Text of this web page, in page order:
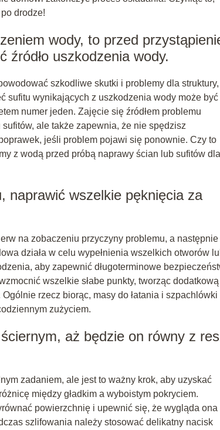
drodze!
wody, to przed
źródło uszkodzenia wody.
szkodliwe skutki i problemy dla struktury,
sufitu wynikających z uszkodzenia wody może być
numer jeden. Zajęcie się źródłem problemu
ale także zapewnia, że nie spędzisz
jeśli problem pojawi się ponownie. Czy to
z wodą przed próbą naprawy ścian lub sufitów dla
naprawić wszelkie pęknięcia za
na zobaczeniu przyczyny problemu, a następnie
działa w celu wypełnienia wszelkich otworów
aby zapewnić długoterminowe
wszelkie słabe punkty, tworząc dodatkową
rzecz biorąc, masy do łatania i szpachlówki
zużyciem.
aż będzie on równy z
zadaniem, ale jest to ważny krok, aby uzyskać
między gładkim a wyboistym pokryciem.
powierzchnię i upewnić się, że wygląda ona
szlifowania należy stosować delikatny nacisk